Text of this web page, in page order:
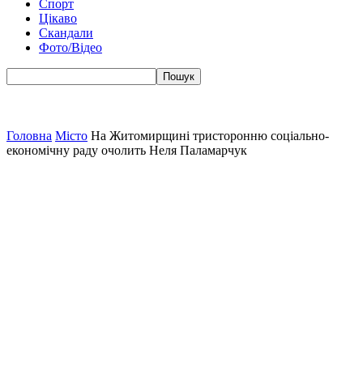
Спорт
Цікаво
Скандали
Фото/Відео
Головна Місто На Житомирщині тристоронню соціально-
економічну раду очолить Неля Паламарчук